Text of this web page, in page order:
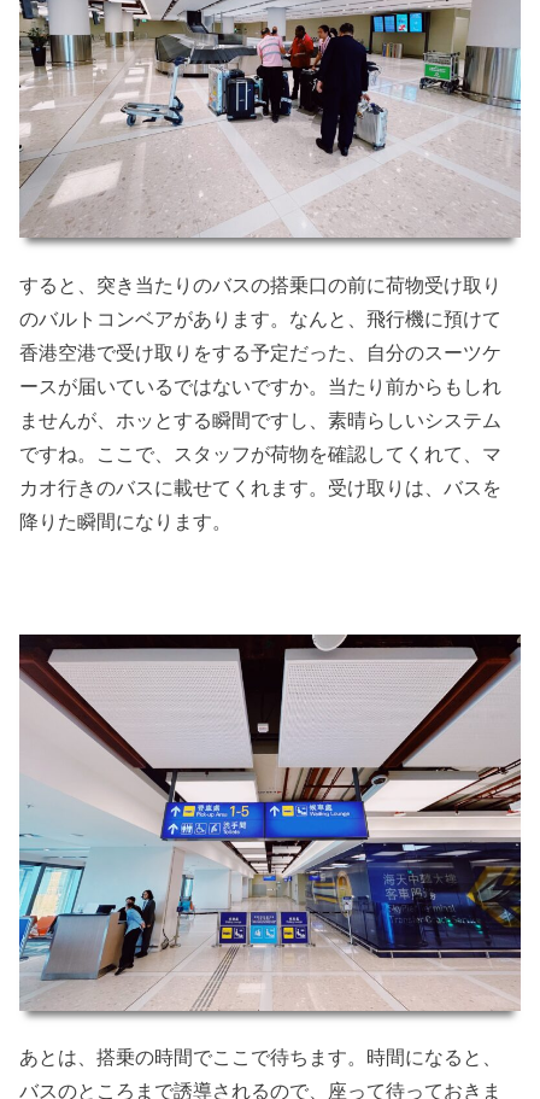
すると、突き当たりのバスの搭乗口の前に荷物受け取り
のバルトコンベアがあります。なんと、飛行機に預けて
香港空港で受け取りをする予定だった、自分のスーツケ
ースが届いているではないですか。当たり前からもしれ
ませんが、ホッとする瞬間ですし、素晴らしいシステム
ですね。ここで、スタッフが荷物を確認してくれて、マ
カオ行きのバスに載せてくれます。受け取りは、バスを
降りた瞬間になります。
あとは、搭乗の時間でここで待ちます。時間になると、
バスのところまで誘導されるので、座って待っておきま